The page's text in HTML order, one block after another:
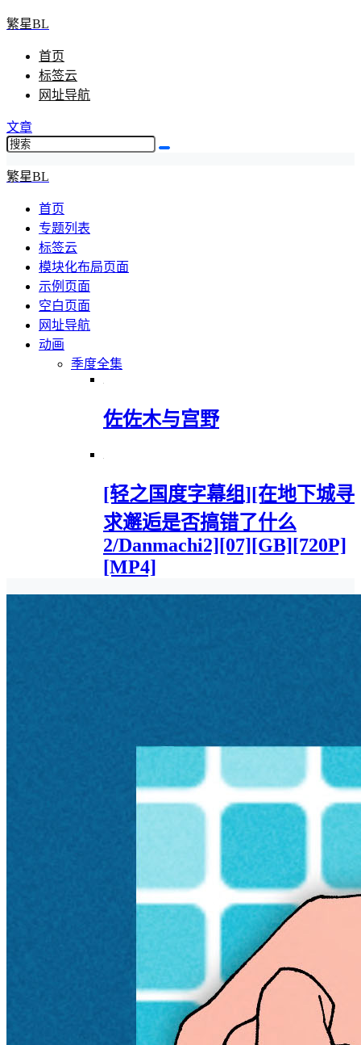
繁星BL
首页
标签云
网址导航
文章
繁星BL
首页
专题列表
标签云
模块化布局页面
示例页面
空白页面
网址导航
动画
季度全集
佐佐木与宫野
[轻之国度字幕组][在地下城寻
求邂逅是否搞错了什么
2/Danmachi2][07][GB][720P]
[MP4]